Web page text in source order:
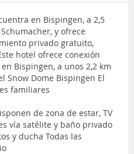
en Bispingen, a 2,5
y ofrece
privado gratuito,
hotel ofrece conexión
Bispingen, a unos 2,2 km
Snow Dome Bispingen El
familiares
de zona de estar, TV
vía satélite y baño privado
y ducha Todas las